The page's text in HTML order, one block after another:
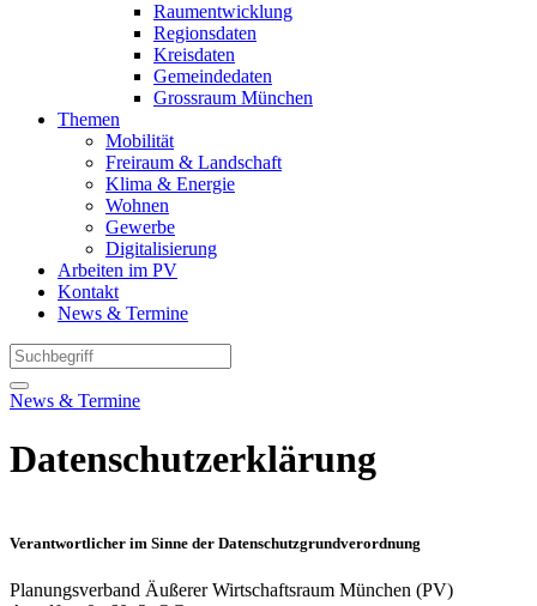
Raumentwicklung
Regionsdaten
Kreisdaten
Gemeindedaten
Grossraum München
Themen
Mobilität
Freiraum & Landschaft
Klima & Energie
Wohnen
Gewerbe
Digitalisierung
Arbeiten im PV
Kontakt
News & Termine
News & Termine
Datenschutzerklärung
Verantwortlicher im Sinne der Datenschutzgrundverordnung
Planungsverband Äußerer Wirtschaftsraum München (PV)